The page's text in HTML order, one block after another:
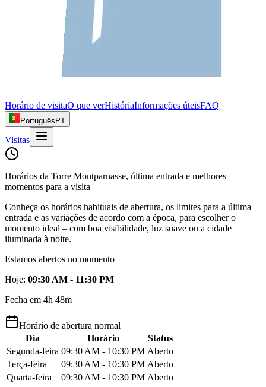
Horário de visitaO que verHistóriaInformações úteisFAQ
Português PT
Visitas
Horários da Torre Montparnasse, última entrada e melhores
momentos para a visita
Conheça os horários habituais de abertura, os limites para a última
entrada e as variações de acordo com a época, para escolher o
momento ideal – com boa visibilidade, luz suave ou a cidade
iluminada à noite.
Estamos abertos no momento
Hoje: 09:30 AM - 11:30 PM
Fecha em 4h 48m
Horário de abertura normal
Dia
Horário
Status
Segunda-feira 09:30 AM - 10:30 PM Aberto
Terça-feira
09:30 AM - 10:30 PM Aberto
Quarta-feira
09:30 AM - 10:30 PM Aberto